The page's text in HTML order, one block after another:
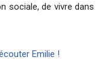
sociale, de vivre dans
Emilie !